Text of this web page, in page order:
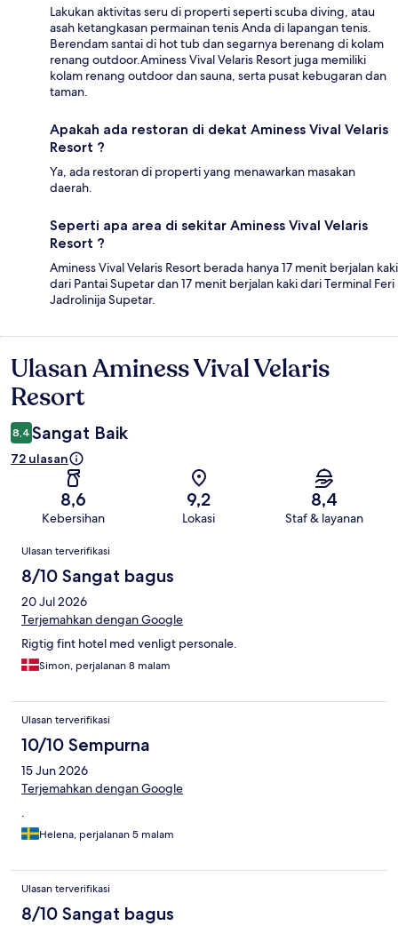
Lakukan aktivitas seru di properti seperti scuba diving, atau
asah ketangkasan permainan tenis Anda di lapangan tenis.
Berendam santai di hot tub dan segarnya berenang di kolam
renang outdoor.Aminess Vival Velaris Resort juga memiliki
kolam renang outdoor dan sauna, serta pusat kebugaran dan
taman.
Apakah ada restoran di dekat Aminess Vival Velaris
Resort ?
Ya, ada restoran di properti yang menawarkan masakan
daerah.
Seperti apa area di sekitar Aminess Vival Velaris
Resort ?
Aminess Vival Velaris Resort berada hanya 17 menit berjalan kaki
dari Pantai Supetar dan 17 menit berjalan kaki dari Terminal Feri
Jadrolinija Supetar.
Ulasan
Ulasan Aminess Vival Velaris
Resort
8,4 Sangat Baik
72 ulasan
8,6
Kebersihan
9,2
Lokasi
8,4
Staf & layanan
Ulasan
Ulasan terverifikasi
8/10 Sangat bagus
20 Jul 2026
Terjemahkan dengan Google
Rigtig fint hotel med venligt personale.
Simon, perjalanan 8 malam
Ulasan terverifikasi
10/10 Sempurna
15 Jun 2026
Terjemahkan dengan Google
.
Helena, perjalanan 5 malam
Ulasan terverifikasi
8/10 Sangat bagus